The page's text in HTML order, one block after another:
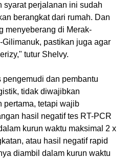
syarat perjalanan ini sudah
berangkat dari rumah. Dan
menyeberang di Merak-
pastikan juga agar
tutur Shelvy.
dan pembantu
tidak diwajibkan
pertama, tetapi wajib
hasil negatif tes RT-PCR
kurun waktu maksimal 2 x
atau hasil negatif rapid
diambil dalam kurun waktu